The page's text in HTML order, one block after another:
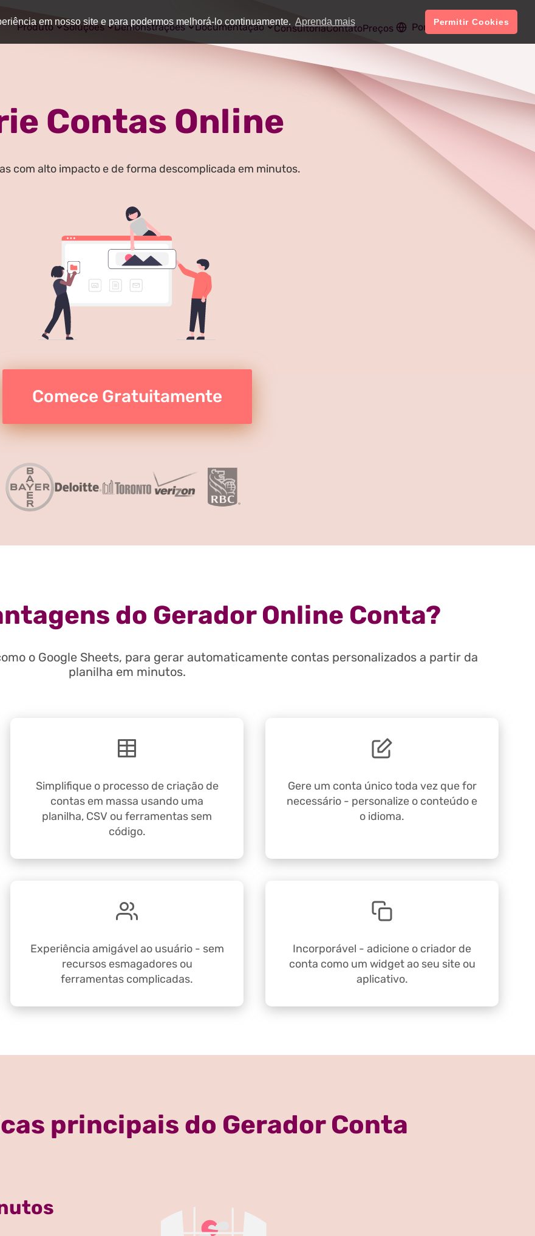
em nosso site e para podermos melhorá-lo continuamente. Aprenda mais Permitir Cookies
Produto Soluções Demonstrações Documentação ConsultoriaContatoPreços Português Conta
Contas Online
com alto impacto e de forma descomplicada em minutos.
Comece Gratuitamente
do Gerador Online Conta?
o Google Sheets, para gerar automaticamente contas personalizados a partir da
planilha em minutos.
Simplifique o processo de criação de
contas em massa usando uma
planilha, CSV ou ferramentas sem
código.
Gere um conta único toda vez que for
necessário - personalize o conteúdo e
o idioma.
Experiência amigável ao usuário - sem
recursos esmagadores ou
ferramentas complicadas.
Incorporável - adicione o criador de
conta como um widget ao seu site ou
aplicativo.
principais do Gerador Conta